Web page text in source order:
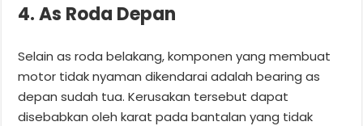
4. As Roda Depan
Selain as roda belakang, komponen yang membuat
motor tidak nyaman dikendarai adalah bearing as
depan sudah tua. Kerusakan tersebut dapat
disebabkan oleh karat pada bantalan yang tidak